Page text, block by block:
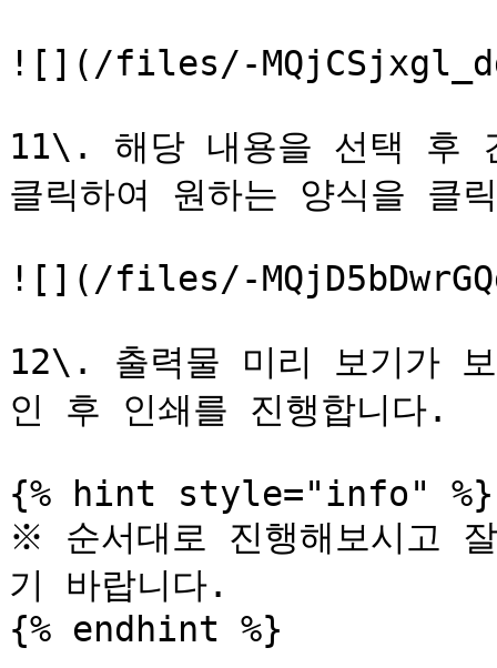
![](/files/-
11\. 해당 내용을 선택 후
클릭하여 원하는 양식을 클
![](/files/-
12\. 출력물 미리 보기가
인 후 인쇄를 진행합니다.
{% hint style="info" %}
※ 순서대로 진행해보시고
기 바랍니다.